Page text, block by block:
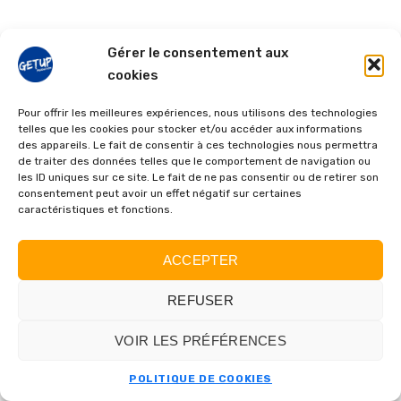
Gérer le consentement aux
cookies
Pour offrir les meilleures expériences, nous utilisons des technologies
telles que les cookies pour stocker et/ou accéder aux informations
des appareils. Le fait de consentir à ces technologies nous permettra
de traiter des données telles que le comportement de navigation ou
les ID uniques sur ce site. Le fait de ne pas consentir ou de retirer son
consentement peut avoir un effet négatif sur certaines
caractéristiques et fonctions.
ACCEPTER
REFUSER
VOIR LES PRÉFÉRENCES
POLITIQUE DE COOKIES